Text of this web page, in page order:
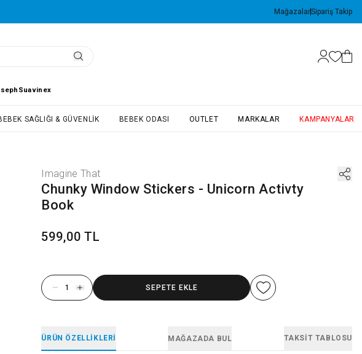
MağazalarSipariş Takip
Suavinex
SAĞLIĞI & GÜVENLIK BEBEK ODASI OUTLET MARKALAR KAMPANYALAR
Imagine That
Chunky Window Stickers - Unicorn Activty
Book
599,00 TL
SEPETE EKLE
ÜRÜN ÖZELLIKLERI MAĞAZADA BUL TAKSIT TABLOSU